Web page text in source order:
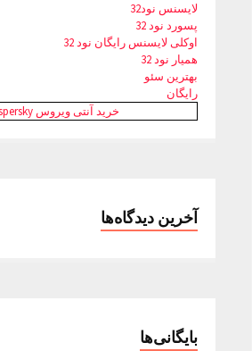
لایسنس نود32
پسورد نود 32
اوکلی لایسنس رایگان نود 32
همیار نود 32
بهترین سئو
رایگان
خرید آنتی ویروس Kaspersky
آخرین دیدگاه‌ها
بایگانی‌ها